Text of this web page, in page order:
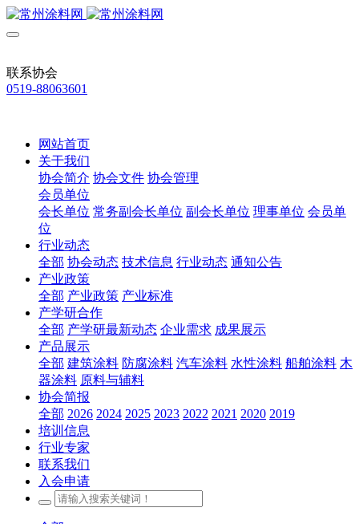
联系协会
0519-88063601
网站首页
关于我们
协会简介 协会文件 协会管理
会员单位
会长单位 常务副会长单位 副会长单位 理事单位 会员单
位
行业动态
全部 协会动态 技术信息 行业动态 通知公告
产业政策
全部 产业政策 产业标准
产学研合作
全部 产学研最新动态 企业需求 成果展示
产品展示
全部 建筑涂料 防腐涂料 汽车涂料 水性涂料 船舶涂料 木
器涂料 原料与辅料
协会简报
全部 2026 2024 2025 2023 2022 2021 2020 2019
培训信息
行业专家
联系我们
入会申请